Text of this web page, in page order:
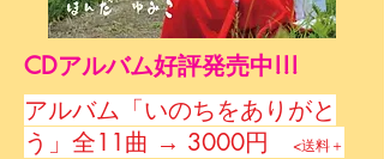
CDアルバム好評発売中!!!
アルバム「いのちをありがと
う」全11曲 → 3000円
<送料＋